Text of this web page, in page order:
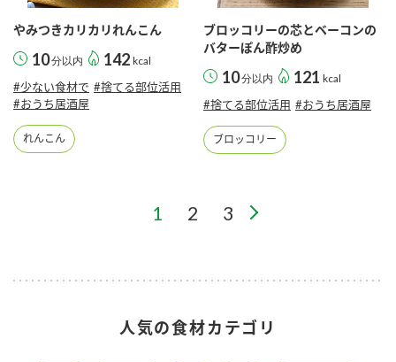
やみつきカリカリれんこん
10分以内 142 kcal
#少ない食材で #捨てる部位活用
#おうち居酒屋
れんこん
ブロッコリーの芯とベーコンの
バターぽん酢炒め
10分以内 121 kcal
#捨てる部位活用 #おうち居酒屋
ブロッコリー
1 2 3
人気の食材カテゴリ